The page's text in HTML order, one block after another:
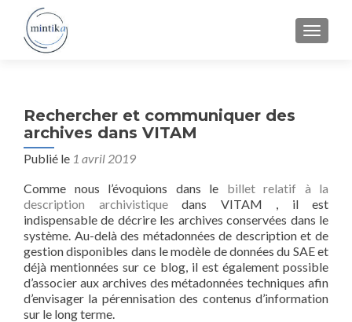
MENU
Rechercher et communiquer des
archives dans VITAM
Publié le 1 avril 2019
Comme nous l’évoquions dans le billet relatif à la
description archivistiquedans VITAM , il est
indispensable de décrire les archives conservées dans le
système. Au-delà des métadonnées de description et de
gestion disponibles dans le modèle de données du SAE et
déjà mentionnées sur ce blog, il est également possible
d’associer aux archives des métadonnées techniques afin
d’envisager la pérennisation des contenus d’information
sur le long terme.